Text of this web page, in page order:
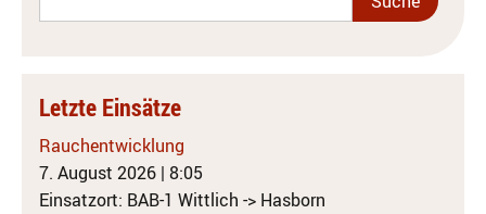
Letzte Einsätze
Rauchentwicklung
7. August 2026 | 8:05
Einsatzort: BAB-1 Wittlich -> Hasborn